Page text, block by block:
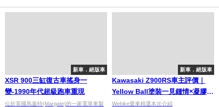
新車．絕版車
XSR 900三缸復古車搖身一
變-1990年代超級跑車重現
位於英國馬蓋特(Margate)的一家電單車製
新車．絕版車
Kawasaki Z900RS車主評價｜
Yellow Ball塗裝一見鍾情×凝膠坐
墊後避震改裝×「繞了一圈仍回歸
Webike愛車精選本次介紹